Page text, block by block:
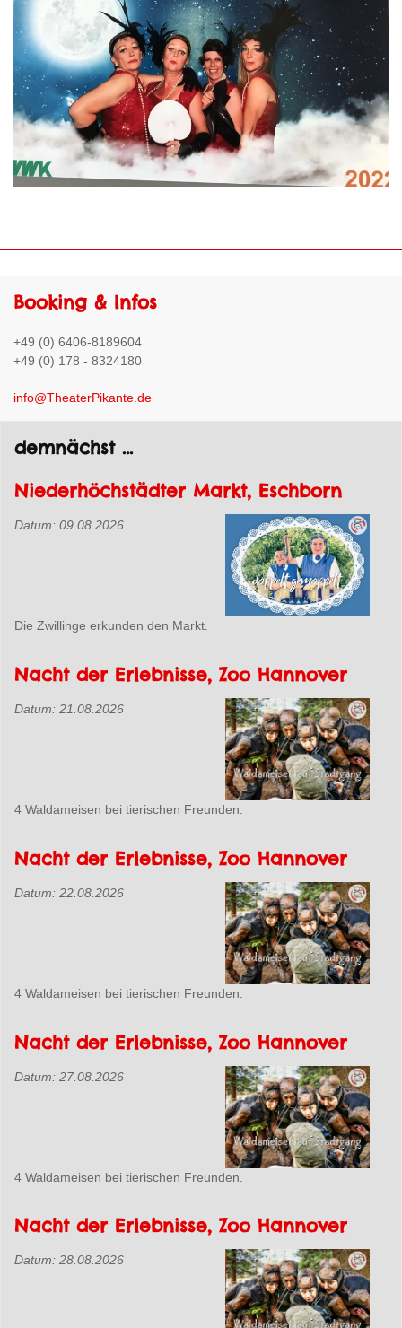
ansehen
Booking & Infos
+49 (0) 6406-8189604
+49 (0) 178 - 8324180
info@TheaterPikante.de
demnächst ...
Niederhöchstädter Markt, Eschborn
Datum: 09.08.2026
Die Zwillinge erkunden den Markt.
Nacht der Erlebnisse, Zoo Hannover
Datum: 21.08.2026
4 Waldameisen bei tierischen Freunden.
Nacht der Erlebnisse, Zoo Hannover
Datum: 22.08.2026
4 Waldameisen bei tierischen Freunden.
Nacht der Erlebnisse, Zoo Hannover
Datum: 27.08.2026
4 Waldameisen bei tierischen Freunden.
Nacht der Erlebnisse, Zoo Hannover
Datum: 28.08.2026